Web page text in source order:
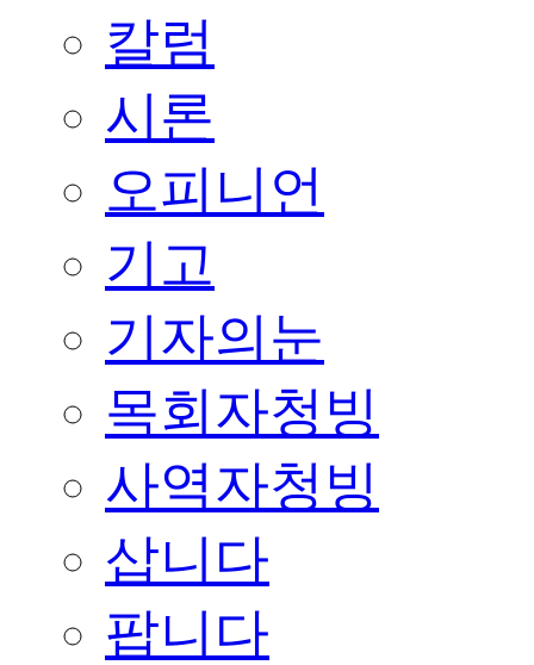
칼럼
시론
오피니언
기고
기자의눈
목회자청빙
사역자청빙
삽니다
팝니다